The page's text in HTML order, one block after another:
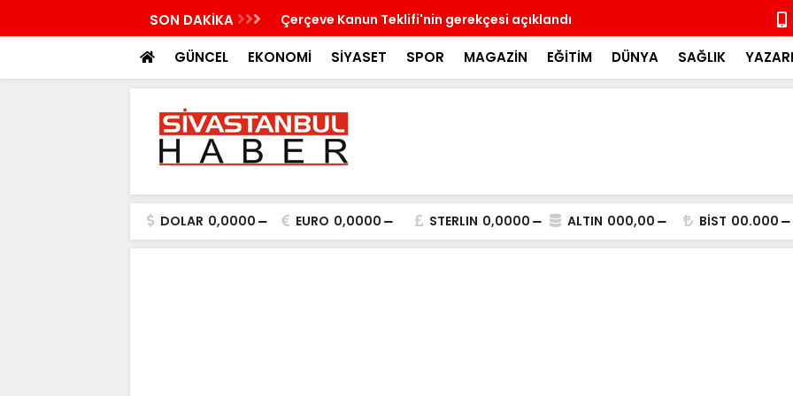
SON DAKİKA Çerçeve Kanun Teklifi'nin gerekçesi açıklandı
GÜNCEL EKONOMİ SİYASET SPOR MAGAZİN EĞİTİM DÜNYA SAĞLIK
DOLAR 0,0000 EURO 0,0000 STERLIN 0,0000 ALTIN 000,00 BİST 00.000